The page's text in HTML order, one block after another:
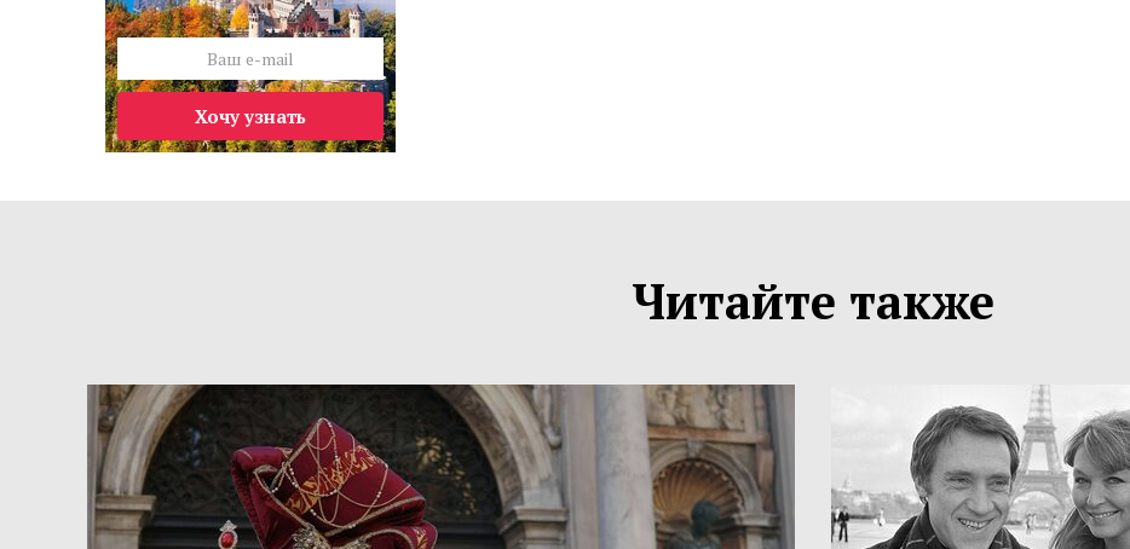
Хочу узнать
Читайте также